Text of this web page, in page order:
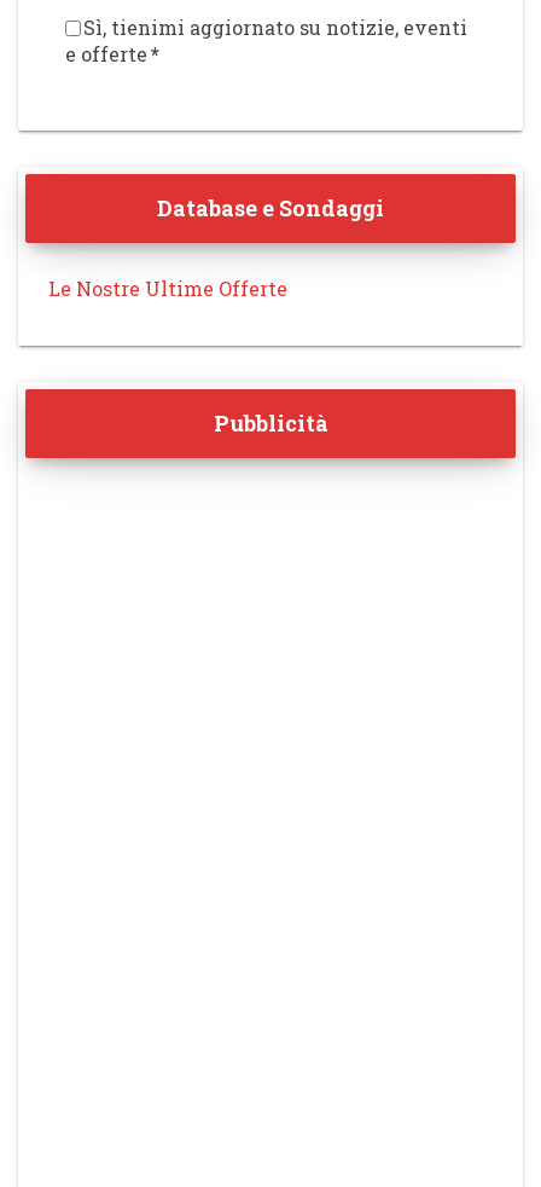
Sì, tienimi aggiornato su notizie, eventi
e offerte*
Database e Sondaggi
Le Nostre Ultime Offerte
Pubblicità